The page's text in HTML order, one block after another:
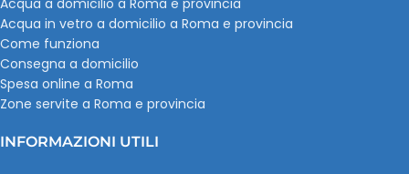
Acqua in vetro a domicilio a Roma e provincia
Come funziona
Consegna a domicilio
Spesa online a Roma
Zone servite a Roma e provincia
INFORMAZIONI UTILI